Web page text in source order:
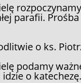
parafii.
o ks.
podamy
o katechezę.